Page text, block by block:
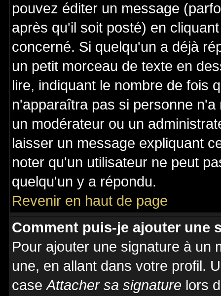
pouvez éditer un message
après qu'il soit posté) en
concerné. Si quelqu'un a déjà
un petit morceau de texte en
lire, indiquant le nombre de fois
n'apparaîtra pas si personne
un modérateur ou un
laisser un message expliquant
noter qu'un utilisateur ne peut
quelqu'un y a répondu.
Revenir en haut de page
Comment puis-je ajouter une
Pour ajouter une signature à un
une, en allant dans votre profil.
caseAttacher sa signature lors